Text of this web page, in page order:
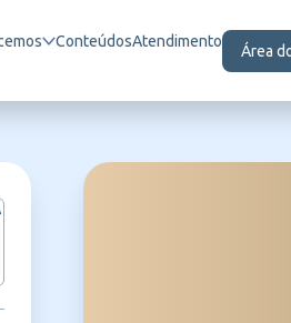
ConteúdosAtendimento
Área